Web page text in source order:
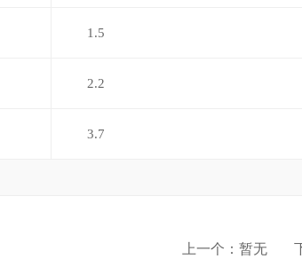
1.5
2.2
3.7
上一个： 暂无